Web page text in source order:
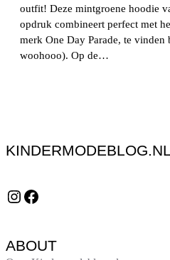
outfit! Deze mintgroene hoodie
opdruk combineert perfect met
merk One Day Parade, te
woohooo). Op de…
KINDERMODEBLOG.NL
Instagram Facebook
ABOUT